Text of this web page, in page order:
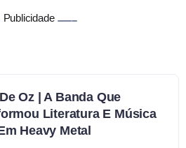
Publicidade
Oz | A Banda Que
Literatura E Música
Heavy Metal